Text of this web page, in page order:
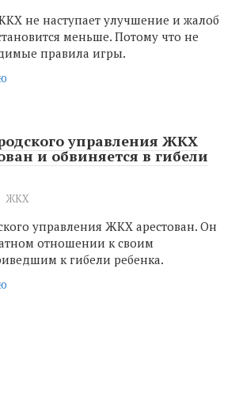
не наступает улучшение и жалоб
меньше. Потому что не
правила игры.
управления ЖКХ
и обвиняется в гибели
ЖКХ
управления ЖКХ арестован. Он
отношении к своим
к гибели ребенка.